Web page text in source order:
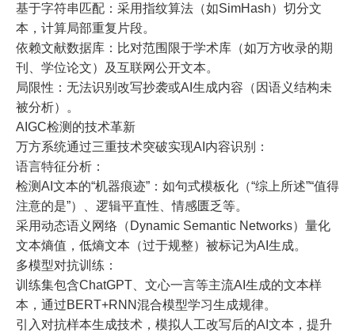
基于字符串匹配：采用指纹算法（如SimHash）切分文
本，计算局部重复片段。
依赖文献数据库：比对范围限于学术库（如万方收录的期
刊、学位论文）及互联网公开文本。
局限性：无法识别改写抄袭或AI生成内容（因语义结构未
被分析）。
AIGC检测的技术革新
万方系统通过三重技术突破实现AI内容识别：
语言特征分析：
检测AI文本的“机器痕迹”：如句式模板化（“综上所述”“值得
注意的是”）、逻辑平直性、情感匮乏等。
采用动态语义网络（Dynamic Semantic Networks）量化
文本熵值，低熵文本（过于规整）被标记为AI生成。
多模型对抗训练：
训练集包含ChatGPT、文心一言等主流AI生成的文本样
本，通过BERT+RNN混合模型学习生成规律。
引入对抗样本生成技术，模拟人工改写后的AI文本，提升